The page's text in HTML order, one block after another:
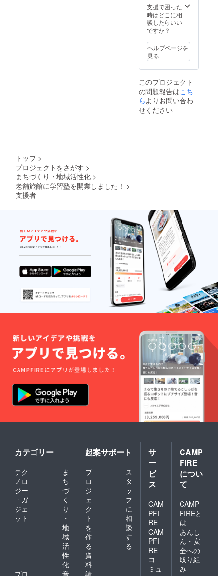
させて
頂きま
す。 お
送りす
の種類
に関し
まし
て、直
連絡と
なって
しまい
ます。
ご了承
イメー
ジで
す。
支援で困った
時はどこに相
談したらいい
ですか？
ヘルプページを
見る
このプロジェクト
の問題報告はこち
ら よりお問い合わ
せください
トップ >
プロジェクトをさがす >
まちづくり・地域活性化 >
老舗旅館に学習塾を開業しました！ >
支援者
カテゴリー
テク
ノロ
ジー
・ガ
ジェ
ット
ま
ち
づ
く
り
・
地
域
活
性
化
プロ
音
起案サポート
プ
ロ
ジ
ェ
ク
ト
を
作
る
ス
タ
ッ
フ
に
相
談
す
る
資
料
請
サ
ー
ビ
ス
CAM
PFI
RE
CAM
PFI
RE
コ
ミュ
CAMP
FIRE
につい
て
CAMP
FIREと
は
あんし
ん・安
全への
取り組
み